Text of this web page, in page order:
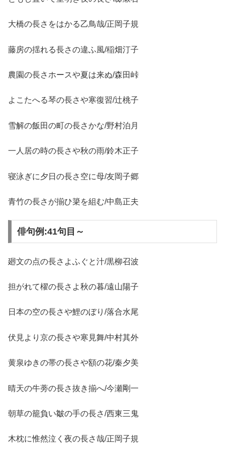
大橋の長さをはかる乙鳥哉/正岡子規
藤房の揺れる長さの違ふ風/稲畑汀子
農園の長さホースや夏は来ぬ/森田峠
よこたへる琴の長さや寒復習/辻桃子
雪解の飯田の町の長さかな/野村泊月
一人居の時の長さや秋の雨/鈴木正子
寝泳ぎに夕日の長さ空に母/友岡子郷
青竹の長さが揃ひ簗を組む/中島正夫
俳句例:41句目～
廻文の点の長さよふぐと汁/黒柳召波
担がれて櫂の長さよ秋の暮/遠山陽子
日本の空の長さや鯉のぼり/落合水尾
伏見より京の長さや寒見舞/中村其外
黄泉ゆきの帯の長さや額の花/秦夕美
晴天の牛蒡の長さ抜き揃へ/今瀬剛一
朝草の籠負い皺の手の長さ/西東三鬼
木枕に惟然泣く夜の長さ哉/正岡子規